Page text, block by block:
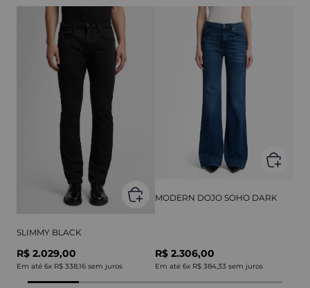
SLIMMY BLACK
R$ 2.029,00
Em até 6x R$ 338,16 sem juros
MODERN DOJO SOHO DARK
R$ 2.306,00
Em até 6x R$ 384,33 sem juros